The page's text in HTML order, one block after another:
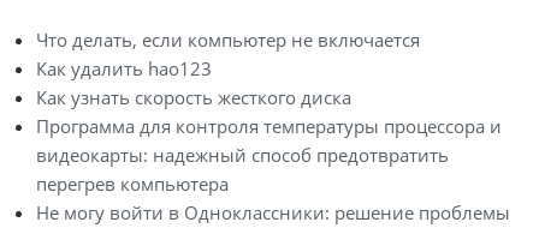
Что делать, если компьютер не включается
Как удалить hao123
Как узнать скорость жесткого диска
Программа для контроля температуры процессора и
видеокарты: надежный способ предотвратить
перегрев компьютера
Не могу войти в Одноклассники: решение проблемы